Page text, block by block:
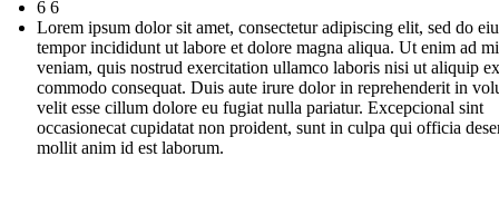
6 6
Lorem ipsum dolor sit amet, consectetur adipiscing elit, sed do
tempor incididunt ut labore et dolore magna aliqua. Ut enim ad
veniam, quis nostrud exercitation ullamco laboris nisi ut aliquip
commodo consequat. Duis aute irure dolor in reprehenderit in
velit esse cillum dolore eu fugiat nulla pariatur. Excepcional sint
occasionecat cupidatat non proident, sunt in culpa qui officia
mollit anim id est laborum.